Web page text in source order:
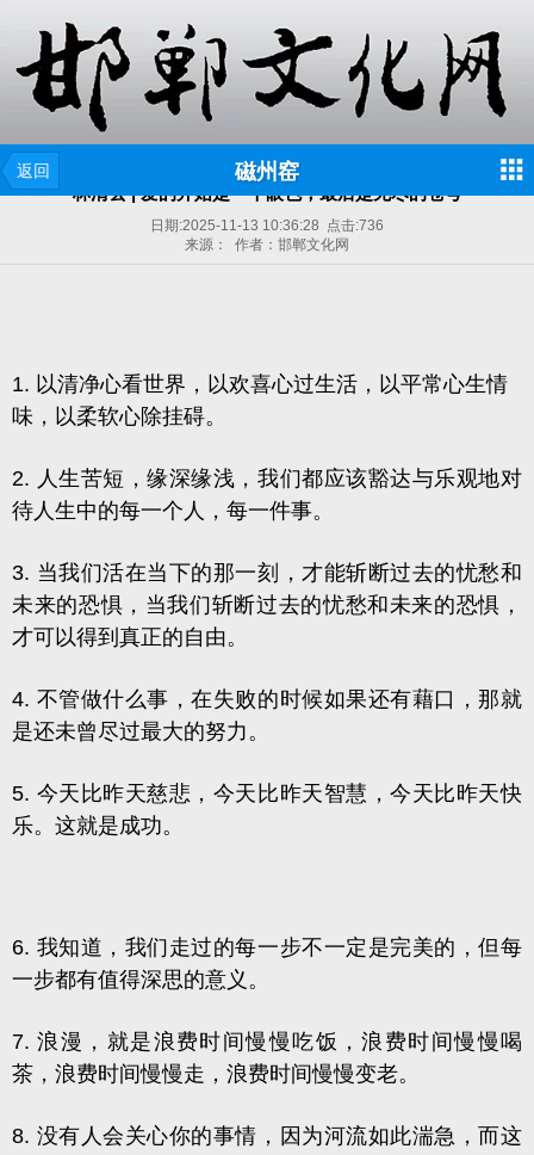
返回 磁州窑
林清玄 | 爱的开始是一个眼色，最后是无尽的苍穹
日期:2025-11-13 10:36:28 点击:736
来源： 作者：邯郸文化网
1. 以清净心看世界，以欢喜心过生活，以平常心生情
味，以柔软心除挂碍。
2. 人生苦短，缘深缘浅，我们都应该豁达与乐观地对
待人生中的每一个人，每一件事。
3. 当我们活在当下的那一刻，才能斩断过去的忧愁和
未来的恐惧，当我们斩断过去的忧愁和未来的恐惧，
才可以得到真正的自由。
4. 不管做什么事，在失败的时候如果还有藉口，那就
是还未曾尽过最大的努力。
5. 今天比昨天慈悲，今天比昨天智慧，今天比昨天快
乐。这就是成功。
6. 我知道，我们走过的每一步不一定是完美的，但每
一步都有值得深思的意义。
7. 浪漫，就是浪费时间慢慢吃饭，浪费时间慢慢喝
茶，浪费时间慢慢走，浪费时间慢慢变老。
8. 没有人会关心你的事情，因为河流如此湍急，而这